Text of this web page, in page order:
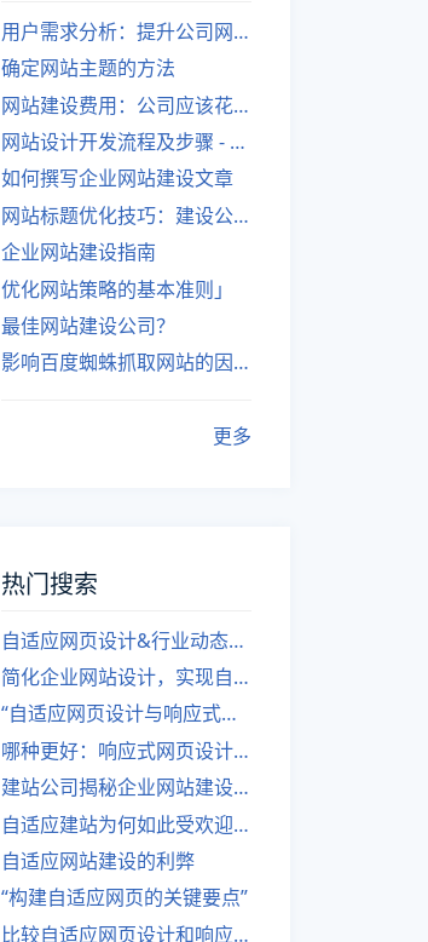
用户需求分析：提升公司网站建设效果
确定网站主题的方法
网站建设费用：公司应该花费多少？
网站设计开发流程及步骤 - 优化后的标题
如何撰写企业网站建设文章
网站标题优化技巧：建设公司的专业指导
企业网站建设指南
优化网站策略的基本准则」
最佳网站建设公司？
影响百度蜘蛛抓取网站的因素有哪些？
更多
热门搜索
自适应网页设计&行业动态，关注建站。
简化企业网站设计，实现自适应设计的方法
“自适应网页设计与响应式网站建设的异同”
哪种更好：响应式网页设计还是自适应网站？
建站公司揭秘企业网站建设核心原则
自适应建站为何如此受欢迎？
自适应网站建设的利弊
“构建自适应网页的关键要点”
比较自适应网页设计和响应式网站的差异